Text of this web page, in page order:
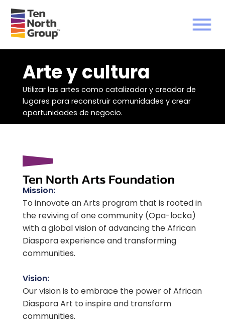
Arte y cultura
Utilizar las artes como catalizador y creador de
lugares para reconstruir comunidades y crear
oportunidades de negocio.
Mission:
‍To innovate an Arts program that is rooted in
the reviving of one community (Opa-locka)
with a global vision of advancing the African
Diaspora experience and transforming
communities.
Vision:
Our vision is to embrace the power of African
Diaspora Art to inspire and transform
communities.